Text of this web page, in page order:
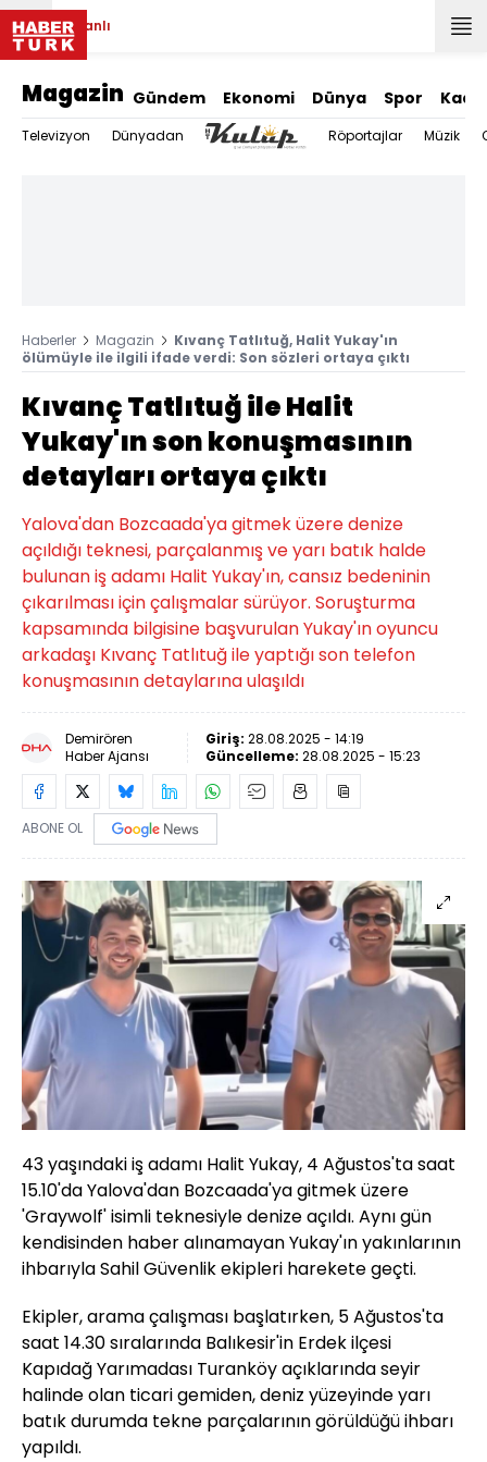
Canlı
Magazin Gündem Ekonomi Dünya Spor
Televizyon Dünyadan Röportajlar Müzik
Haberler Magazin
Kıvanç Tatlıtuğ, Halit Yukay'ın
ölümüyle ile ilgili ifade verdi: Son sözleri ortaya çıktı
Kıvanç Tatlıtuğ ile Halit
Yukay'ın son konuşmasının
detayları ortaya çıktı
Yalova'dan Bozcaada'ya gitmek üzere denize
açıldığı teknesi, parçalanmış ve yarı batık halde
bulunan iş adamı Halit Yukay'ın, cansız bedeninin
çıkarılması için çalışmalar sürüyor. Soruşturma
kapsamında bilgisine başvurulan Yukay'ın oyuncu
arkadaşı Kıvanç Tatlıtuğ ile yaptığı son telefon
konuşmasının detaylarına ulaşıldı
Demirören
Haber Ajansı
Giriş: 28.08.2025 - 14:19
Güncelleme: 28.08.2025 - 15:23
ABONE OL
43 yaşındaki iş adamı Halit Yukay, 4 Ağustos'ta saat
15.10'da Yalova'dan Bozcaada'ya gitmek üzere
'Graywolf' isimli teknesiyle denize açıldı. Aynı gün
kendisinden haber alınamayan Yukay'ın yakınlarının
ihbarıyla Sahil Güvenlik ekipleri harekete geçti.
Ekipler, arama çalışması başlatırken, 5 Ağustos'ta
saat 14.30 sıralarında Balıkesir'in Erdek ilçesi
Kapıdağ Yarımadası Turanköy açıklarında seyir
halinde olan ticari gemiden, deniz yüzeyinde yarı
batık durumda tekne parçalarının görüldüğü ihbarı
yapıldı.